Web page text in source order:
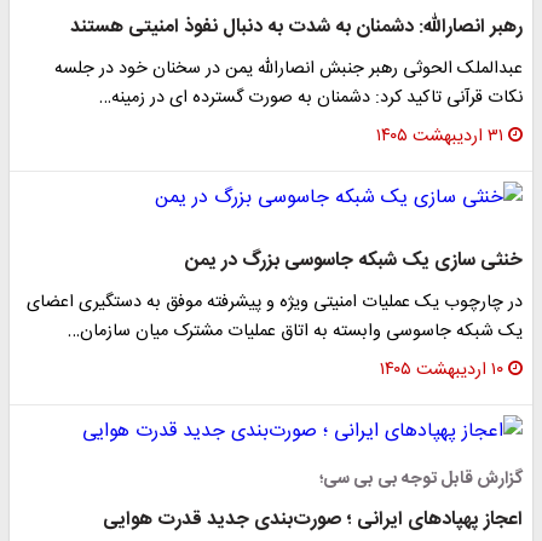
رهبر انصارالله: دشمنان به شدت به دنبال نفوذ امنیتی هستند
عبدالملک الحوثی رهبر جنبش انصارالله یمن در سخنان خود در جلسه
نکات قرآنی تاکید کرد: دشمنان به صورت گسترده ای در زمینه…
۳۱ اردیبهشت ۱۴۰۵
خنثی سازی یک شبکه جاسوسی بزرگ در یمن
در چارچوب یک عملیات امنیتی ویژه و پیشرفته موفق به دستگیری اعضای
یک شبکه جاسوسی وابسته به اتاق عملیات مشترک میان سازمان…
۱۰ اردیبهشت ۱۴۰۵
گزارش قابل توجه بی بی سی؛
اعجاز پهپادهای ایرانی ؛ صورت‌بندی جدید قدرت هوایی